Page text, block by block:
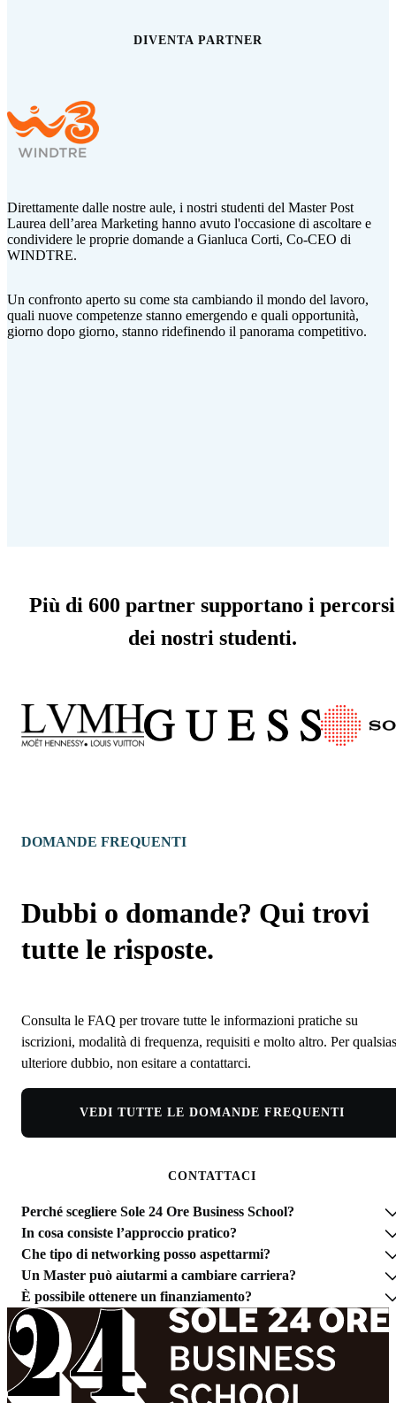
DIVENTA PARTNER
Direttamente dalle nostre aule, i nostri studenti del Master Post
Laurea dell’area Marketing hanno avuto l'occasione di ascoltare e
condividere le proprie domande a Gianluca Corti, Co-CEO di
WINDTRE.
Un confronto aperto su come sta cambiando il mondo del lavoro,
quali nuove competenze stanno emergendo e quali opportunità,
giorno dopo giorno, stanno ridefinendo il panorama competitivo.
Più di 600 partner supportano i percorsi
dei nostri studenti.
DOMANDE FREQUENTI
Dubbi o domande? Qui trovi
tutte le risposte.
Consulta le FAQ per trovare tutte le informazioni pratiche su
iscrizioni, modalità di frequenza, requisiti e molto altro. Per
ulteriore dubbio, non esitare a contattarci.
VEDI TUTTE LE DOMANDE FREQUENTI
CONTATTACI
Perché scegliere Sole 24 Ore Business School?
In cosa consiste l’approccio pratico?
Che tipo di networking posso aspettarmi?
Un Master può aiutarmi a cambiare carriera?
È possibile ottenere un finanziamento?